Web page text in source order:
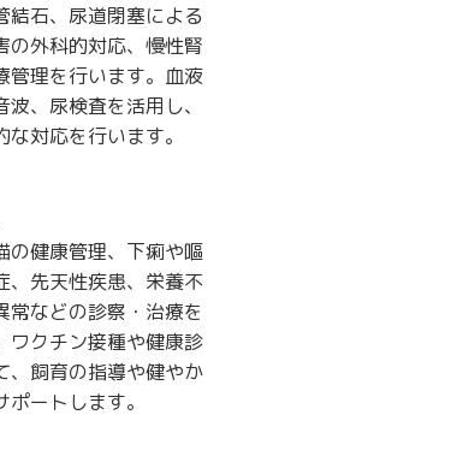
結石、尿道閉塞による
の外科的対応、慢性腎
管理を行います。血液
波、尿検査を活用し、
な対応を行います。
の健康管理、下痢や嘔
、先天性疾患、栄養不
常などの診察・治療を
ワクチン接種や健康診
、飼育の指導や健やか
ポートします。